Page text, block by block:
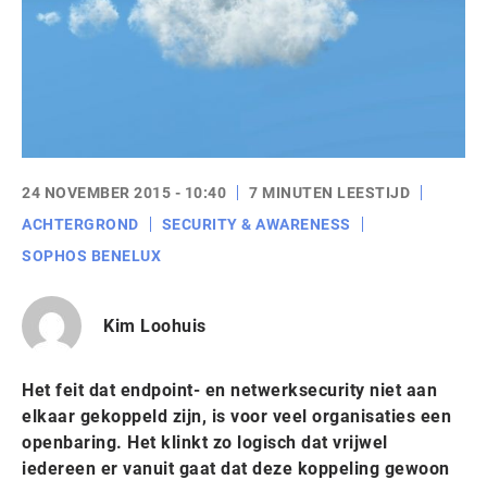
24 NOVEMBER 2015 - 10:40
7 MINUTEN LEESTIJD
ACHTERGROND
SECURITY & AWARENESS
SOPHOS BENELUX
Kim Loohuis
Het feit dat endpoint- en netwerksecurity niet aan
elkaar gekoppeld zijn, is voor veel organisaties een
openbaring. Het klinkt zo logisch dat vrijwel
iedereen er vanuit gaat dat deze koppeling gewoon